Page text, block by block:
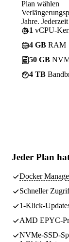
Plan wählen
Jahre.
1 vCPU-
4 GB RAM
50 GB
4 TB
Jeder Plan
Docker
Schneller
1-Klick-
AMD EPYC-
NVMe-SSD-